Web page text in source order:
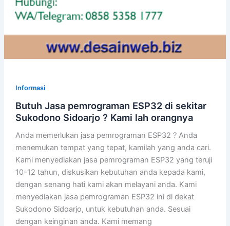
Informasi
Butuh Jasa pemrograman ESP32 di sekitar
Sukodono Sidoarjo ? Kami lah orangnya
Anda memerlukan jasa pemrograman ESP32 ? Anda
menemukan tempat yang tepat, kamilah yang anda cari.
Kami menyediakan jasa pemrograman ESP32 yang teruji
10-12 tahun, diskusikan kebutuhan anda kepada kami,
dengan senang hati kami akan melayani anda. Kami
menyediakan jasa pemrograman ESP32 ini di dekat
Sukodono Sidoarjo, untuk kebutuhan anda. Sesuai
dengan keinginan anda. Kami memang